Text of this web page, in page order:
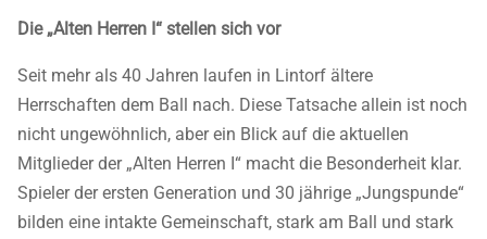
Die „Alten Herren I“ stellen sich vor
Seit mehr als 40 Jahren laufen in Lintorf ältere
Herrschaften dem Ball nach. Diese Tatsache allein ist noch
nicht ungewöhnlich, aber ein Blick auf die aktuellen
Mitglieder der „Alten Herren I“ macht die Besonderheit klar.
Spieler der ersten Generation und 30 jährige „Jungspunde“
bilden eine intakte Gemeinschaft, stark am Ball und stark